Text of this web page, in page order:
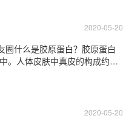
2020-05-20
圈什么是胶原蛋白？胶原蛋白
。人体皮肤中真皮的构成约有
2020-05-20